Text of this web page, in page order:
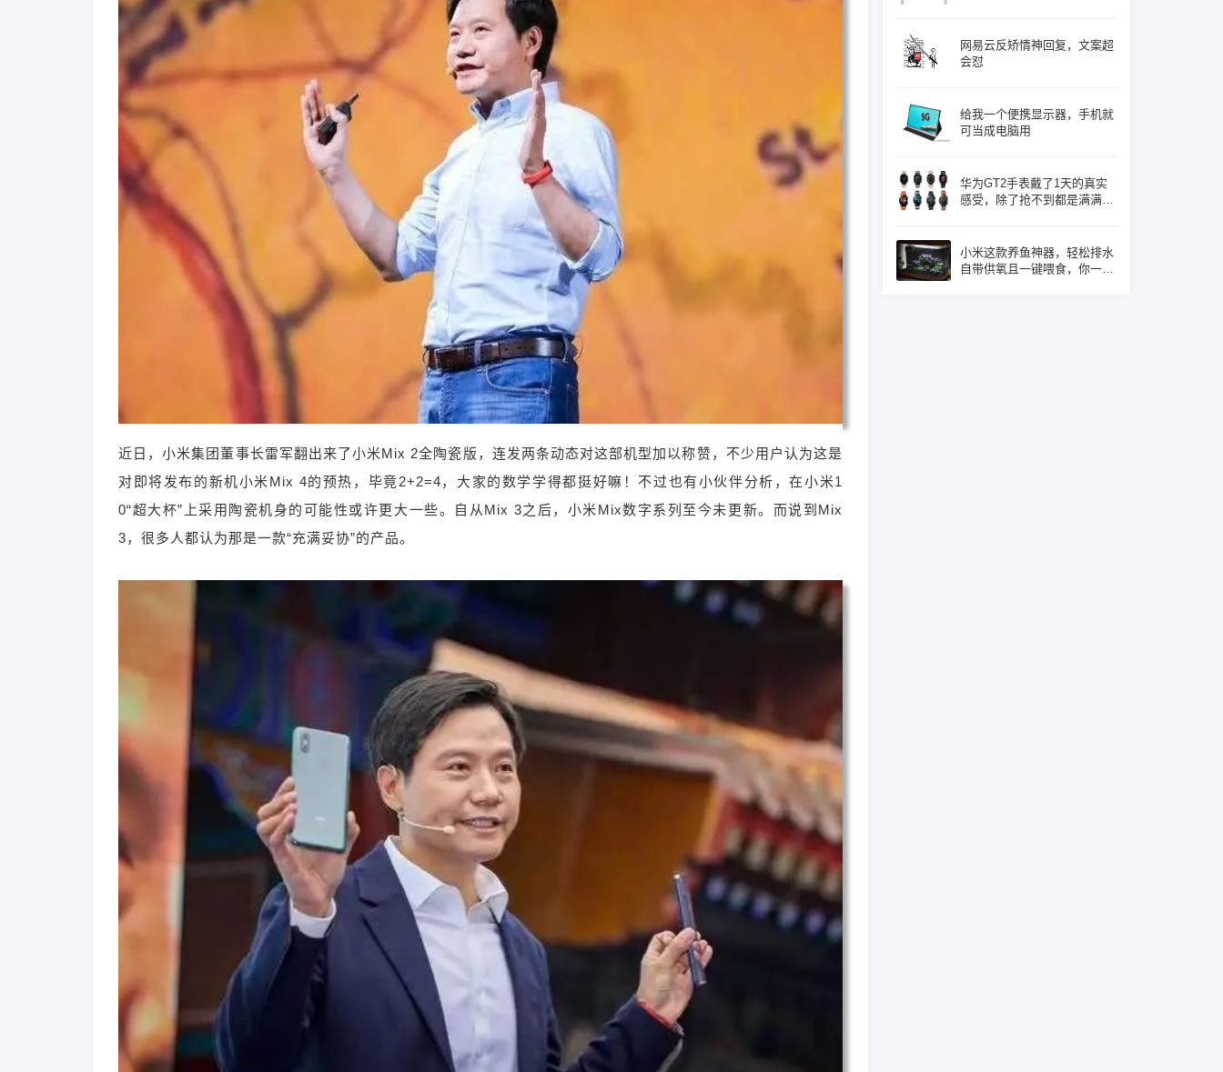
近日，小米集团董事长雷军翻出来了小米Mix 2全陶瓷版，连发两条动态对这部机型加以称赞，不少用户认为这是
对即将发布的新机小米Mix 4的预热，毕竟2+2=4，大家的数学学得都挺好嘛！不过也有小伙伴分析，在小米1
0“超大杯”上采用陶瓷机身的可能性或许更大一些。自从Mix 3之后，小米Mix数字系列至今未更新。而说到Mix
3，很多人都认为那是一款“充满妥协”的产品。
鹰视界 @ 鹰视界
网易云反矫情神回复，文案超
会怼
给我一个便携显示器，手机就
可当成电脑用
华为GT2手表戴了1天的真实
感受，除了抢不到都是满满的
小米这款养鱼神器，轻松排水
自带供氧且一键喂食，你一定